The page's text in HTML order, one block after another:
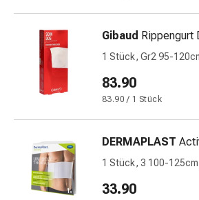
Hühneraugen
Nagel-
Fusspilz
Narbenbehandlung
Krankhaftes
Gibaud Rippengurt
1 Stück, Gr2 95-
83.90
83.90 / 1 Stück
DERMAPLAST
1 Stück, 3 100-
33.90